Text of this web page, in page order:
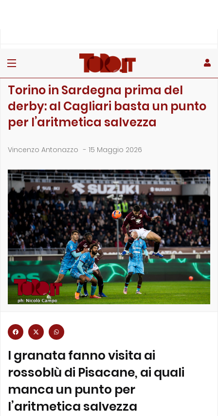
Torino in Sardegna prima del
derby: al Cagliari basta un punto
per l’aritmetica salvezza
Vincenzo Antonazzo - 15 Maggio 2026
I granata fanno visita ai
rossoblù di Pisacane, ai quali
manca un punto per
l’aritmetica salvezza